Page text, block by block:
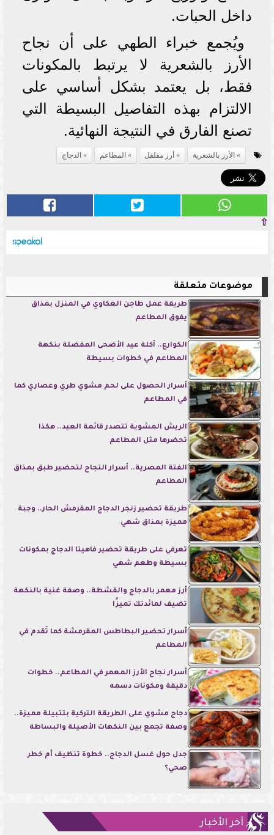
داخل الحبات.
ويُجمع خبراء الطهي على أن نجاح
الأرز بالشعرية لا يرتبط بالمكونات
فقط، بل يعتمد بشكل أساسي على
الالتزام بهذه التفاصيل البسيطة التي
تصنع الفارق في النتيجة النهائية.
الأرز بالشعرية أرز مفلفل المطاعم الدجاج
⇧
موضوعات متعلقة
طريقة عمل طاجن العكاوي في المنزل بمذاق
يفوق المطاعم
الكوارع.. أكلة عيد الأضحى المفضلة بنكهة
المطاعم في خطوات بسيطة
أسرار الحصول على لحم مشوي طري وعصاري كما
في المطاعم
الريش المشوية تتصدر قائمة العيد.. هكذا
تحضرها مثل المطاعم
الفتة المصرية.. أسرار النجاح لتحضير طبق بمذاق
المطاعم
طريقة تحضير زنجر الدجاج المقرمش الحار.. وجبة
مميزة بمذاق شهي
تعرفي على طريقة تحضير فاهيتا الدجاج بمكونات
بسيطة وطعم شهي
أرز معمر بالدجاج والقشطة.. وصفة غنية بالنكهة
تضيف لمائدتك تميزًا
أسرار تحضير البطاطس المقرمشة كما تُقدم في
المطاعم
أسرار نجاح الأرز المعمر في المطاعم.. خطوات
دقيقة ومكونات دسمه
دجاج مشوي على الطريقة التركية بتتبيلة مميزة..
وصفة تجمع بين النكهات الأصيلة والبساطة
جدل حول غسل الدجاج.. خطوة تنظيف أم خطر
صحي؟
آخر الأخبار